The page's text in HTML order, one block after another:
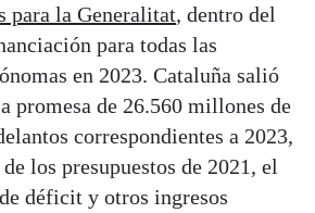
para la Generalitat, dentro del
para todas las
en 2023. Cataluña salió
promesa de 26.560 millones de
correspondientes a 2023,
los presupuestos de 2021, el
déficit y otros ingresos